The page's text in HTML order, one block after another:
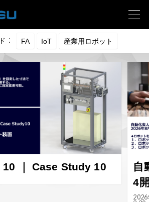
：
化省人化｜ウェビナーVol.3
8月19日(水) ①自動化省人化ウェビナー（1